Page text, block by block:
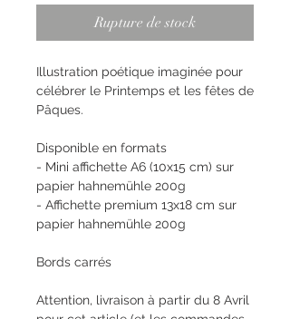
Rupture de stock
Illustration poétique imaginée pour
célébrer le Printemps et les fêtes de
Pâques.
Disponible en formats
- Mini affichette A6 (10x15 cm) sur
papier hahnemühle 200g
- Affichette premium 13x18 cm sur
papier hahnemühle 200g
Bords carrés
Attention, livraison à partir du 8 Avril